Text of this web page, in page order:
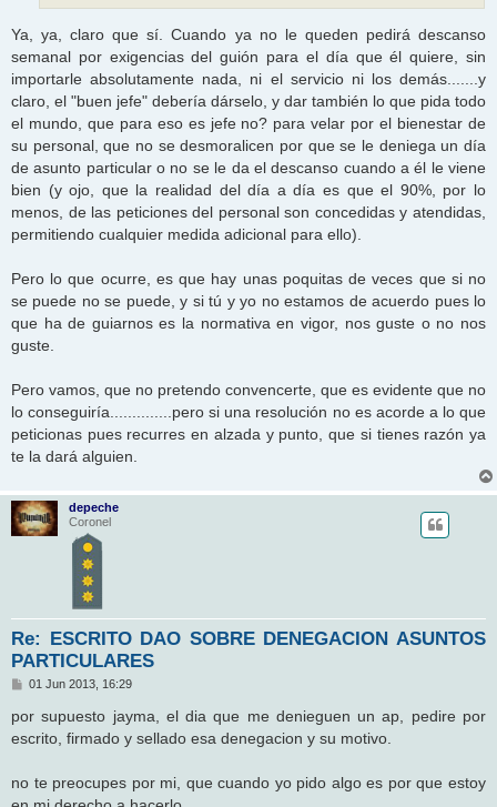
Ya, ya, claro que sí. Cuando ya no le queden pedirá descanso
semanal por exigencias del guión para el día que él quiere, sin
importarle absolutamente nada, ni el servicio ni los demás.......y
claro, el "buen jefe" debería dárselo, y dar también lo que pida todo
el mundo, que para eso es jefe no? para velar por el bienestar de
su personal, que no se desmoralicen por que se le deniega un día
de asunto particular o no se le da el descanso cuando a él le viene
bien (y ojo, que la realidad del día a día es que el 90%, por lo
menos, de las peticiones del personal son concedidas y atendidas,
permitiendo cualquier medida adicional para ello).
Pero lo que ocurre, es que hay unas poquitas de veces que si no
se puede no se puede, y si tú y yo no estamos de acuerdo pues lo
que ha de guiarnos es la normativa en vigor, nos guste o no nos
guste.
Pero vamos, que no pretendo convencerte, que es evidente que no
lo conseguiría..............pero si una resolución no es acorde a lo que
peticionas pues recurres en alzada y punto, que si tienes razón ya
te la dará alguien.
depeche
Coronel
Re: ESCRITO DAO SOBRE DENEGACION ASUNTOS
PARTICULARES
M
n
a
01 Jun 2013, 16:29
por supuesto jayma, el dia que me denieguen un ap, pedire por
escrito, firmado y sellado esa denegacion y su motivo.
no te preocupes por mi, que cuando yo pido algo es por que estoy